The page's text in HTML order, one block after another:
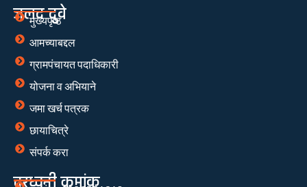
जलद दुवे
मुख्यपृष्ठ
आमच्याबद्दल
ग्रामपंचायत पदाधिकारी
योजना व अभियाने
जमा खर्च पत्रक
छायाचित्रे
संपर्क करा